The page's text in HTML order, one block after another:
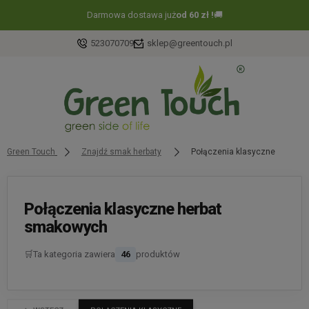
Darmowa dostawa jużod 60 zł !🚚
523070709 sklep@greentouch.pl
Green Touch Znajdź smak herbaty Połączenia klasyczne
Połączenia klasyczne herbat
smakowych
🛒Ta kategoria zawiera 46 produktów